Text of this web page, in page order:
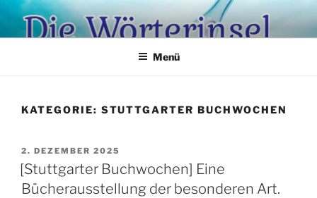
Zum
Inhalt
springen
Menü
KATEGORIE: STUTTGARTER BUCHWOCHEN
VERÖFFENTLICHT
AM
2. DEZEMBER 2025
[Stuttgarter Buchwochen] Eine
Bücherausstellung der besonderen Art.